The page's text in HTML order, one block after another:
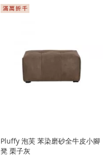
入
Pluffy 泡芙 苯染磨砂全牛皮小腳
凳 栗子灰